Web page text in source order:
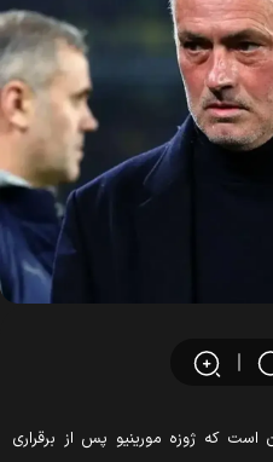
که ژوزه مورینیو پس از برقراری